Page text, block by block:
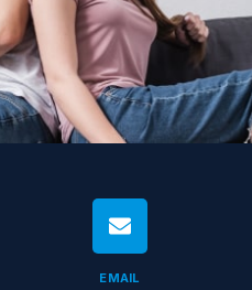
EMAIL